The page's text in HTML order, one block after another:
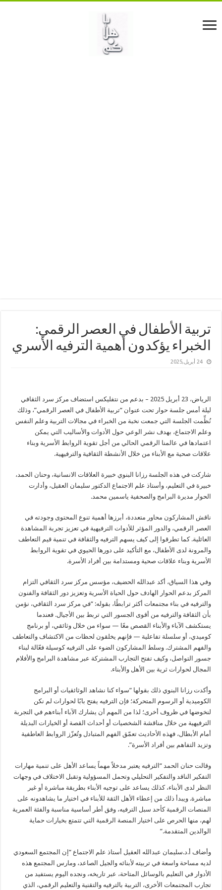
تربية الأطفال في العصر الرقمي:
الخبراء يؤكدون أهمية الترفيه الأسري
24 أبريل,2025
الرياض، 23 أبريل 2025 – بدعم من نتفليكس استضاف مركز سرد الثقافي
ليلة أمس جلسة حوار تحت عنوان “تربية الأطفال في العصر الرقمي”، وذلك
نُظِّمت الجلسة التي جمعت نخبة من الخبراء في مجالات التربية وعلم النفس
وعلم الاجتماع، بهدف نشر الوعي حول الأدوات والأساليب التي يمكن
اعتمادها في عالمنا الرقمي الحالي من أجل تقوية الروابط الأسرية وبناء
علاقات صحية مع الأبناء من خلال الأنشطة الثقافية والترفيهية.
شاركت في هذه الجلسة رزانا البنوي خبيرة العلاقات الانسانية، وحنان الحمد،
خبيرة في التعليم، وأستاذ علم الاجتماع الدكتور سليمان العقيل، وأدارت
الحوار مديرة البرامج والصحفية ياسمين محمد.
ناقش المشاركون محاور متعددة، أبرزها أهمية تنوع المحتوى وجودته في
العصر الرقمي، والدور المؤثر للأدوات الترفيهية في تعزيز تجربة المشاهدة
العائلية. كما تطرقوا إلى كيف يسهم الترفيه والثقافة في تنمية قيم التعاطف
والمرونة لدى الأطفال، مع التأكيد على دورها الحيوي في تقوية الروابط
الأسرية وبناء علاقات صحية ومستدامة بين أفراد الأسرة.
وفي هذا السياق، أكد عبدالله الحضيف، مؤسس مركز سرد الثقافي التزام
المركز بدعم الحوار الهادف حول الحياة الأسرية وتعزيز دور الثقافة والفنون
والترفيه في بناء مجتمعات أكثر ترابطًا، بقوله: ‎“في مركز سرد الثقافي، نؤمن
بأن الثقافة والترفيه من أقوى الجسور التي تربط بين الأجيال. فعندما
يستكشف الآباء والأبناء القصص معًا — سواء من خلال وثائقي، أو برنامج
كوميدي، أو سلسلة تفاعلية — فإنهم يخلقون لحظات من الاكتشاف والتعاطف
والفهم المشترك. وسلط المشاركون الضوء على الترفيه كوسيلة فعّالة لبناء
جسور التواصل، وكيف تفتح التجارب المشتركة عبر مشاهدة البرامج والأفلام
المجال لحوارات ثرية بين الأهل والأبناء.
وأكدت رزانا البنوي ذلك بقولها “سواء كنا نشاهد الوثائقيات أو البرامج
الكوميدية أو الرسوم المتحركة؛ فإن الترفيه يفتح بابًا لحوارات لم نكن
لنخوضها في ظروف أخرى؛ لذا من المهم أن يشارك الآباء أبناءهم في التجربة
الترفيهية من خلال مناقشة الشخصيات أو أحداث القصة أو الخيارات البديلة
أمام الأبطال، فهذه الأحاديث تعمّق الفهم المتبادل وتُعزّز الروابط العاطفية
وتزيد التفاهم بين أفراد الأسرة”.
وقالت حنان الحمد “الترفيه يعتبر مدخلاً مهماً يساعد الأهل على تنمية مهارات
التفكير الناقد والتفكير التحليلي وتحمل المسؤولية وتقبل الاختلاف في وجهات
النظر لدى الأبناء، كذلك يساعد على توجيه الأبناء بطريقة مباشرة أو غير
مباشرة. ويبدأ ذلك من إعطاء الأهل الثقة للأبناء في اختيار ما يشاهدونه على
المنصات الرقمية كأحد سبل الترفيه، وفق أطر أساسية مناسبة والفئة العمرية
لهم، منها الحرص على اختيار المنصة الرقمية التي تتمتع بخيارات حماية
الوالدين المتقدمة.”
وأضاف أ.د.سليمان عبدالله العقيل أستاذ علم الاجتماع “إن المجتمع السعودي
لديه مساحة واسعة في تربيته لأبنائه والجيل الصاعد، ومارس المجتمع هذه
الأدوار في التعليم بالوسائل المتاحة، عبر تاريخه، ونجده اليوم يستفيد من
تجارب المجتمعات الأخرى، التربية بالترفيه والتقنية والتعليم الرقمي، الذي